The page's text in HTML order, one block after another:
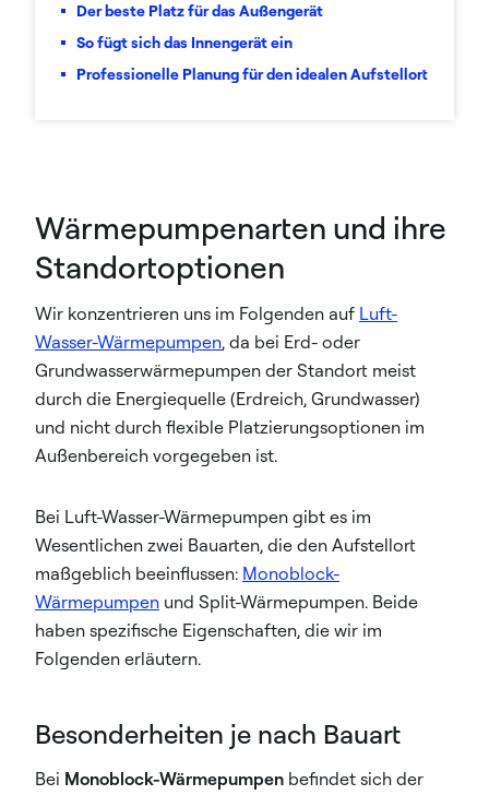
Der beste Platz für das Außengerät
So fügt sich das Innengerät ein
Professionelle Planung für den idealen Aufstellort
Wärmepumpenarten und ihre
Standortoptionen
Wir konzentrieren uns im Folgenden auf Luft-
Wasser-Wärmepumpen, da bei Erd- oder
Grundwasserwärmepumpen der Standort meist
durch die Energiequelle (Erdreich, Grundwasser)
und nicht durch flexible Platzierungsoptionen im
Außenbereich vorgegeben ist.
Bei Luft-Wasser-Wärmepumpen gibt es im
Wesentlichen zwei Bauarten, die den Aufstellort
maßgeblich beeinflussen: Monoblock-
Wärmepumpen und Split-Wärmepumpen. Beide
haben spezifische Eigenschaften, die wir im
Folgenden erläutern.
Besonderheiten je nach Bauart
Bei Monoblock-Wärmepumpen befindet sich der